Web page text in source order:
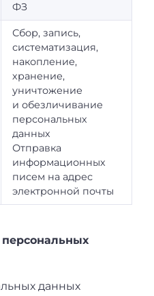
ФЗ
Сбор, запись,
систематизация,
накопление,
хранение,
уничтожение
и обезличивание
персональных
данных
Отправка
информационных
писем на адрес
электронной почты
персональных
данных